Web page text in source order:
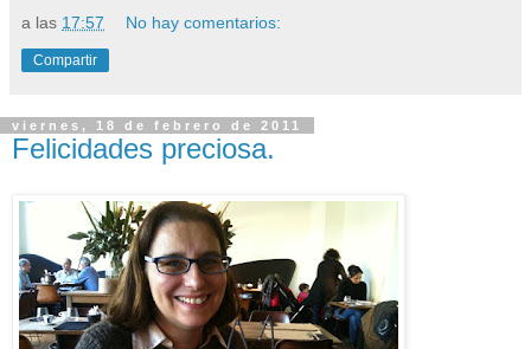
a las 17:57 No hay comentarios:
Compartir
viernes, 18 de febrero de 2011
Felicidades preciosa.